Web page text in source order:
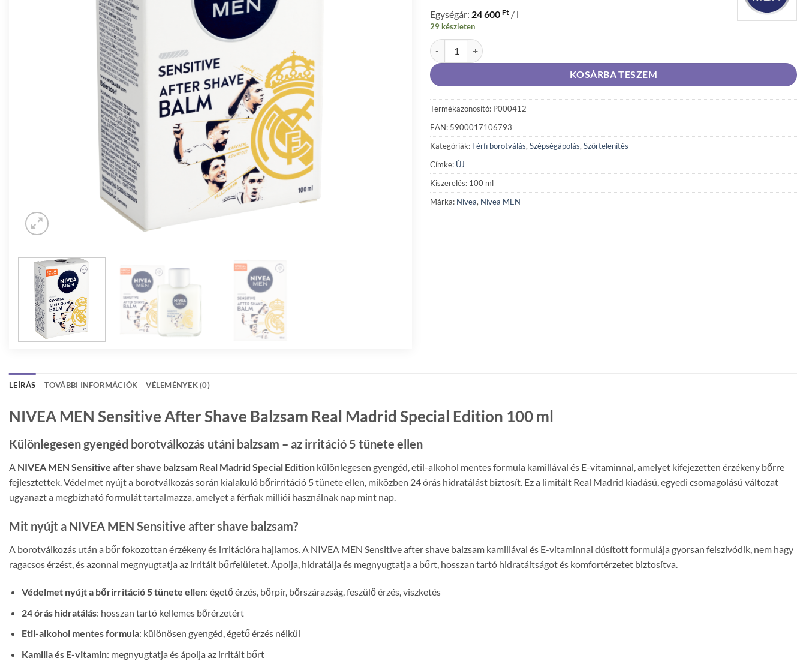
Egységár: 24 600 Ft / l
29 készleten
NIVEA MEN Sensitive after shave balzsam real Madrid special edition 100 ml mennyiség
KOSÁRBA TESZEM
Termékazonosító: P000412
EAN: 5900017106793
Kategóriák: Férfi borotválás, Szépségápolás, Szőrtelenítés
Címke: ÚJ
Kiszerelés: 100 ml
Márka: Nivea, Nivea MEN
LEÍRÁS TOVÁBBI INFORMÁCIÓK VÉLEMÉNYEK (0)
NIVEA MEN Sensitive After Shave Balzsam Real Madrid Special Edition 100 ml
Különlegesen gyengéd borotválkozás utáni balzsam – az irritáció 5 tünete ellen
A NIVEA MEN Sensitive after shave balzsam Real Madrid Special Edition különlegesen gyengéd, etil-alkohol mentes formula kamillával és E-vitaminnal, amelyet kifejezetten érzékeny bőrre
fejlesztettek. Védelmet nyújt a borotválkozás során kialakuló bőrirritáció 5 tünete ellen, miközben 24 órás hidratálást biztosít. Ez a limitált Real Madrid kiadású, egyedi csomagolású változat
ugyanazt a megbízható formulát tartalmazza, amelyet a férfiak milliói használnak nap mint nap.
Mit nyújt a NIVEA MEN Sensitive after shave balzsam?
A borotválkozás után a bőr fokozottan érzékeny és irritációra hajlamos. A NIVEA MEN Sensitive after shave balzsam kamillával és E-vitaminnal dúsított formulája gyorsan felszívódik, nem hagy
ragacsos érzést, és azonnal megnyugtatja az irritált bőrfelületet. Ápolja, hidratálja és megnyugtatja a bőrt, hosszan tartó hidratáltságot és komfortérzetet biztosítva.
Védelmet nyújt a bőrirritáció 5 tünete ellen: égető érzés, bőrpír, bőrszárazság, feszülő érzés, viszketés
24 órás hidratálás: hosszan tartó kellemes bőrérzetért
Etil-alkohol mentes formula: különösen gyengéd, égető érzés nélkül
Kamilla és E-vitamin: megnyugtatja és ápolja az irritált bőrt